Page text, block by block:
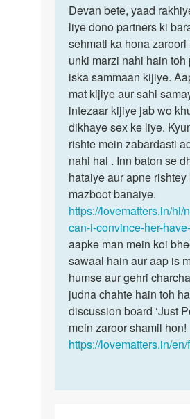
to
Aunty
ji
meri
gf
sex
krne
k…
by
Devan
Singh
Devan
bete,
yaad
rakhiye
sex…
Devan bete, yaad
liye dono partners ki
sehmati ka hona
unki marzi nahi hain toh
iska sammaan kijiye.
mat kijiye aur sahi
intezaar kijiye jab wo
dikhaye sex ke liye.
rishte mein zabardasti
nahi hai . Inn baton se
hataiye aur apne rishtey
mazboot banaiye.
https://lovematters.in/hi/
can-i-convince-her-
aapke man mein koi
sawaal hain aur aap is
humse aur gehri
judna chahte hain toh
discussion board ‘Just
mein zaroor shamil hon!
https://lovematters.in/